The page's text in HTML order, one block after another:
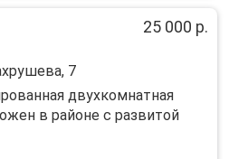
25 000 р.
7
двухкомнатная
в районе с развитой